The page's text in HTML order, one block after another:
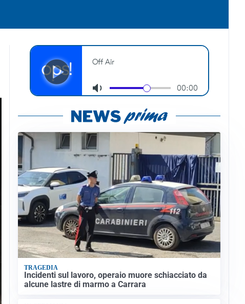
TRAGEDIA
Incidenti sul lavoro, operaio muore schiacciato da
alcune lastre di marmo a Carrara